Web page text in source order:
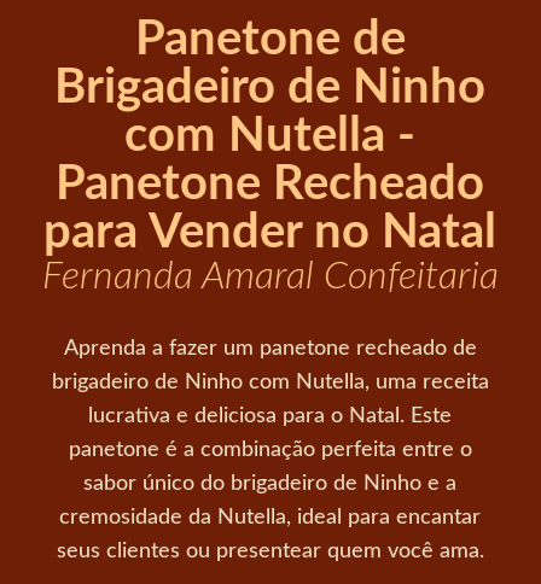
Panetone de
Brigadeiro de Ninho
com Nutella -
Panetone Recheado
para Vender no Natal
Fernanda Amaral Confeitaria
Aprenda a fazer um panetone recheado de
brigadeiro de Ninho com Nutella, uma receita
lucrativa e deliciosa para o Natal. Este
panetone é a combinação perfeita entre o
sabor único do brigadeiro de Ninho e a
cremosidade da Nutella, ideal para encantar
seus clientes ou presentear quem você ama.